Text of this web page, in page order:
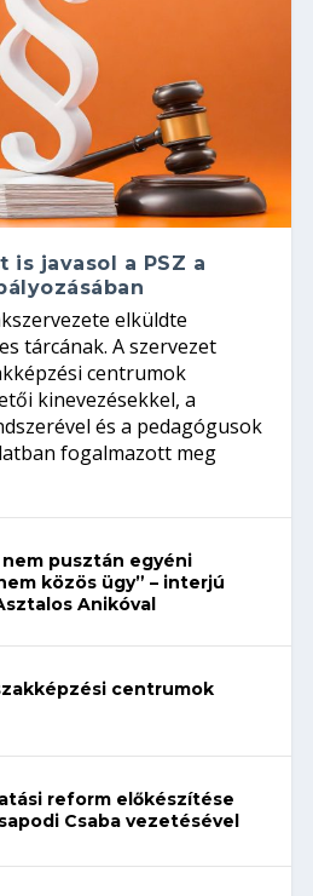
is javasol a PSZ a
elküldte
tárcának. A szervezet
centrumok
kinevezésekkel, a
és a pedagógusok
fogalmazott meg
pusztán egyéni
közös ügy” – interjú
Anikóval
centrumok
reform előkészítése
Csaba vezetésével